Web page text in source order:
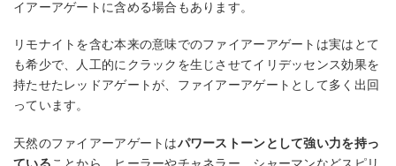
イアーアゲートに含める場合もあります。
リモナイトを含む本来の意味でのファイアーアゲートは実はとて
も希少で、人工的にクラックを生じさせてイリデッセンス効果を
持たせたレッドアゲートが、ファイアーアゲートとして多く出回
っています。
天然のファイアーアゲートはパワーストーンとして強い力を持っ